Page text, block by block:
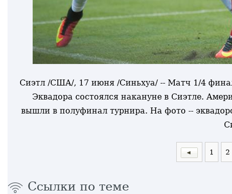
Сиэтл /США/, 17 июня /Синьхуа/ -- Матч 1/4
Эквадора состоялся накануне в Сиэтле.
вышли в полуфинал турнира. На фото --
1 2
Ссылки по теме